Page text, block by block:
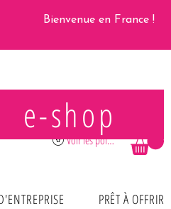
Voir les points
Bienvenue en France !
Se connecter
e-shop
PRÊT À OFFRIR